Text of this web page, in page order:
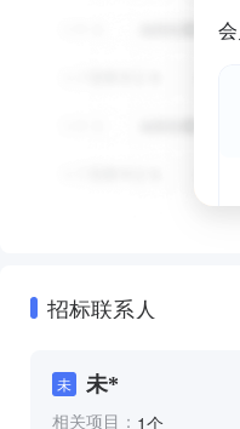
招标联系人
未 未*
相关项目： 1个